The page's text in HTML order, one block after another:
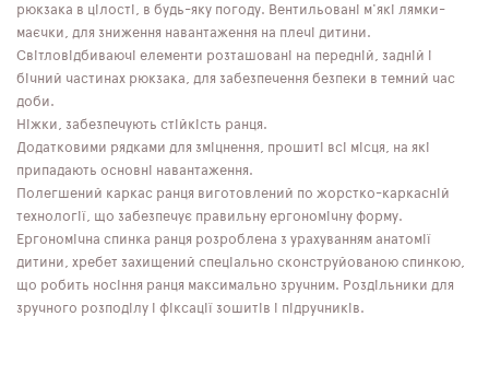
рюкзака в цілості, в будь-яку погоду. Вентильовані м'які лямки-
маєчки, для зниження навантаження на плечі дитини.
Світловідбиваючі елементи розташовані на передній, задній і
бічний частинах рюкзака, для забезпечення безпеки в темний час
доби.
Ніжки, забезпечують стійкість ранця.
Додатковими рядками для зміцнення, прошиті всі місця, на які
припадають основні навантаження.
Полегшений каркас ранця виготовлений по жорстко-каркасній
технології, що забезпечує правильну ергономічну форму.
Ергономічна спинка ранця розроблена з урахуванням анатомії
дитини, хребет захищений спеціально сконструйованою спинкою,
що робить носіння ранця максимально зручним. Роздільники для
зручного розподілу і фіксації зошитів і підручників.